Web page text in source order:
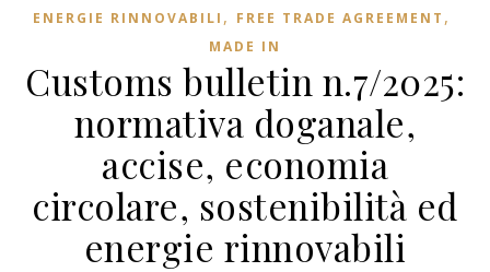
ENERGIE RINNOVABILI , FREE TRADE AGREEMENT ,
MADE IN
Customs bulletin n.7/2025:
normativa doganale,
accise, economia
circolare, sostenibilità ed
energie rinnovabili